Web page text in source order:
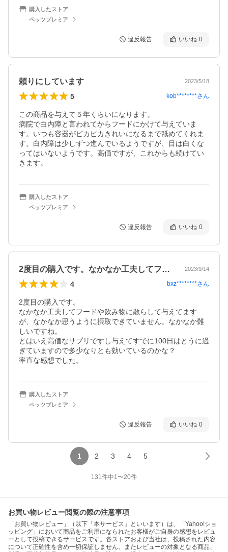
購入したストア
ペッツプレミア
違反報告 いいね 0
頼りにしています 2023/5/18
5 kob********さん
この商品を与えて５年くらいになります。
病院で白内障と言われてからフードにかけて与えていま
す。いつも容器がピカピカきれいになるまで舐めてくれま
す。白内障は少しずつ進んでいるようですが、目は白くな
ってはいないようです。高価ですが、これからも続けてい
きます。
購入したストア
ペッツプレミア
違反報告 いいね 0
2度目の購入です。なかなか工夫してフー… 2023/9/14
4 bxz********さん
2度目の購入です。
なかなか工夫してフードや飲み物に散らして与えてます
が、なかなか思うように摂取できていません。なかなか難
しいですね。
とはいえ高価なサプリですし与えてすでに100日はとうに過
ぎていますので多少なりとも効いているのかな？
率直な感想でした。
購入したストア
ペッツプレミア
違反報告 いいね 0
1 2 3 4 5
131件中1〜20件
お買い物レビュー閲覧の際の注意事項
「お買い物レビュー」（以下「本サービス」といいます）は、「Yahoo!ショ
ッピング」において商品をご利用になられたお客様がご自身の感想をレビュ
ーとして投稿できるサービスです。各ストアおよび当社は、投稿された内容
について正確性を含め一切保証しません。またレビューの対象となる商品、